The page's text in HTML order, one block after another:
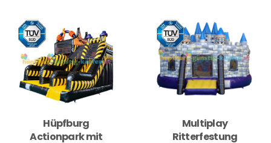
Hüpfburg
Actionpark mit
Multiplay
Ritterfestung